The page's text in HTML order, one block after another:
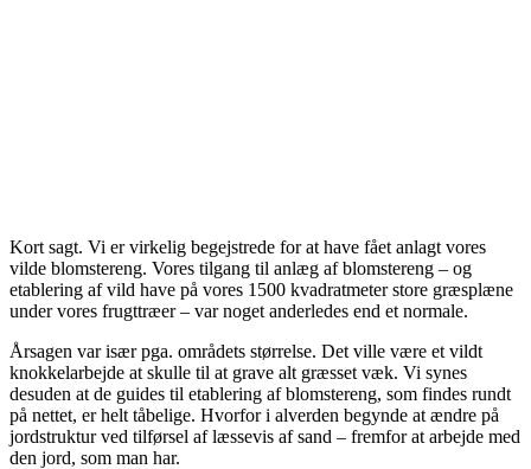
Kort sagt. Vi er virkelig begejstrede for at have fået anlagt vores
vilde blomstereng. Vores tilgang til anlæg af blomstereng – og
etablering af vild have på vores 1500 kvadratmeter store græsplæne
under vores frugttræer – var noget anderledes end et normale.
Årsagen var især pga. områdets størrelse. Det ville være et vildt
knokkelarbejde at skulle til at grave alt græsset væk. Vi synes
desuden at de guides til etablering af blomstereng, som findes rundt
på nettet, er helt tåbelige. Hvorfor i alverden begynde at ændre på
jordstruktur ved tilførsel af læssevis af sand – fremfor at arbejde med
den jord, som man har.